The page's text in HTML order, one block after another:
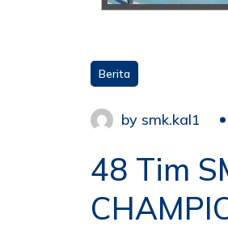
Berita
by smk.kal1
48 Tim